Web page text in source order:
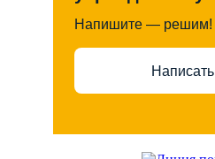
Напишите — решим!
Написать